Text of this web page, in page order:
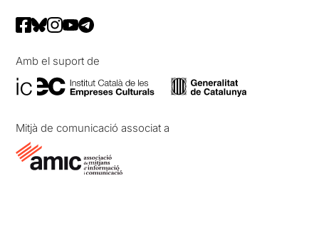
Amb el suport de
Mitjà de comunicació associat a